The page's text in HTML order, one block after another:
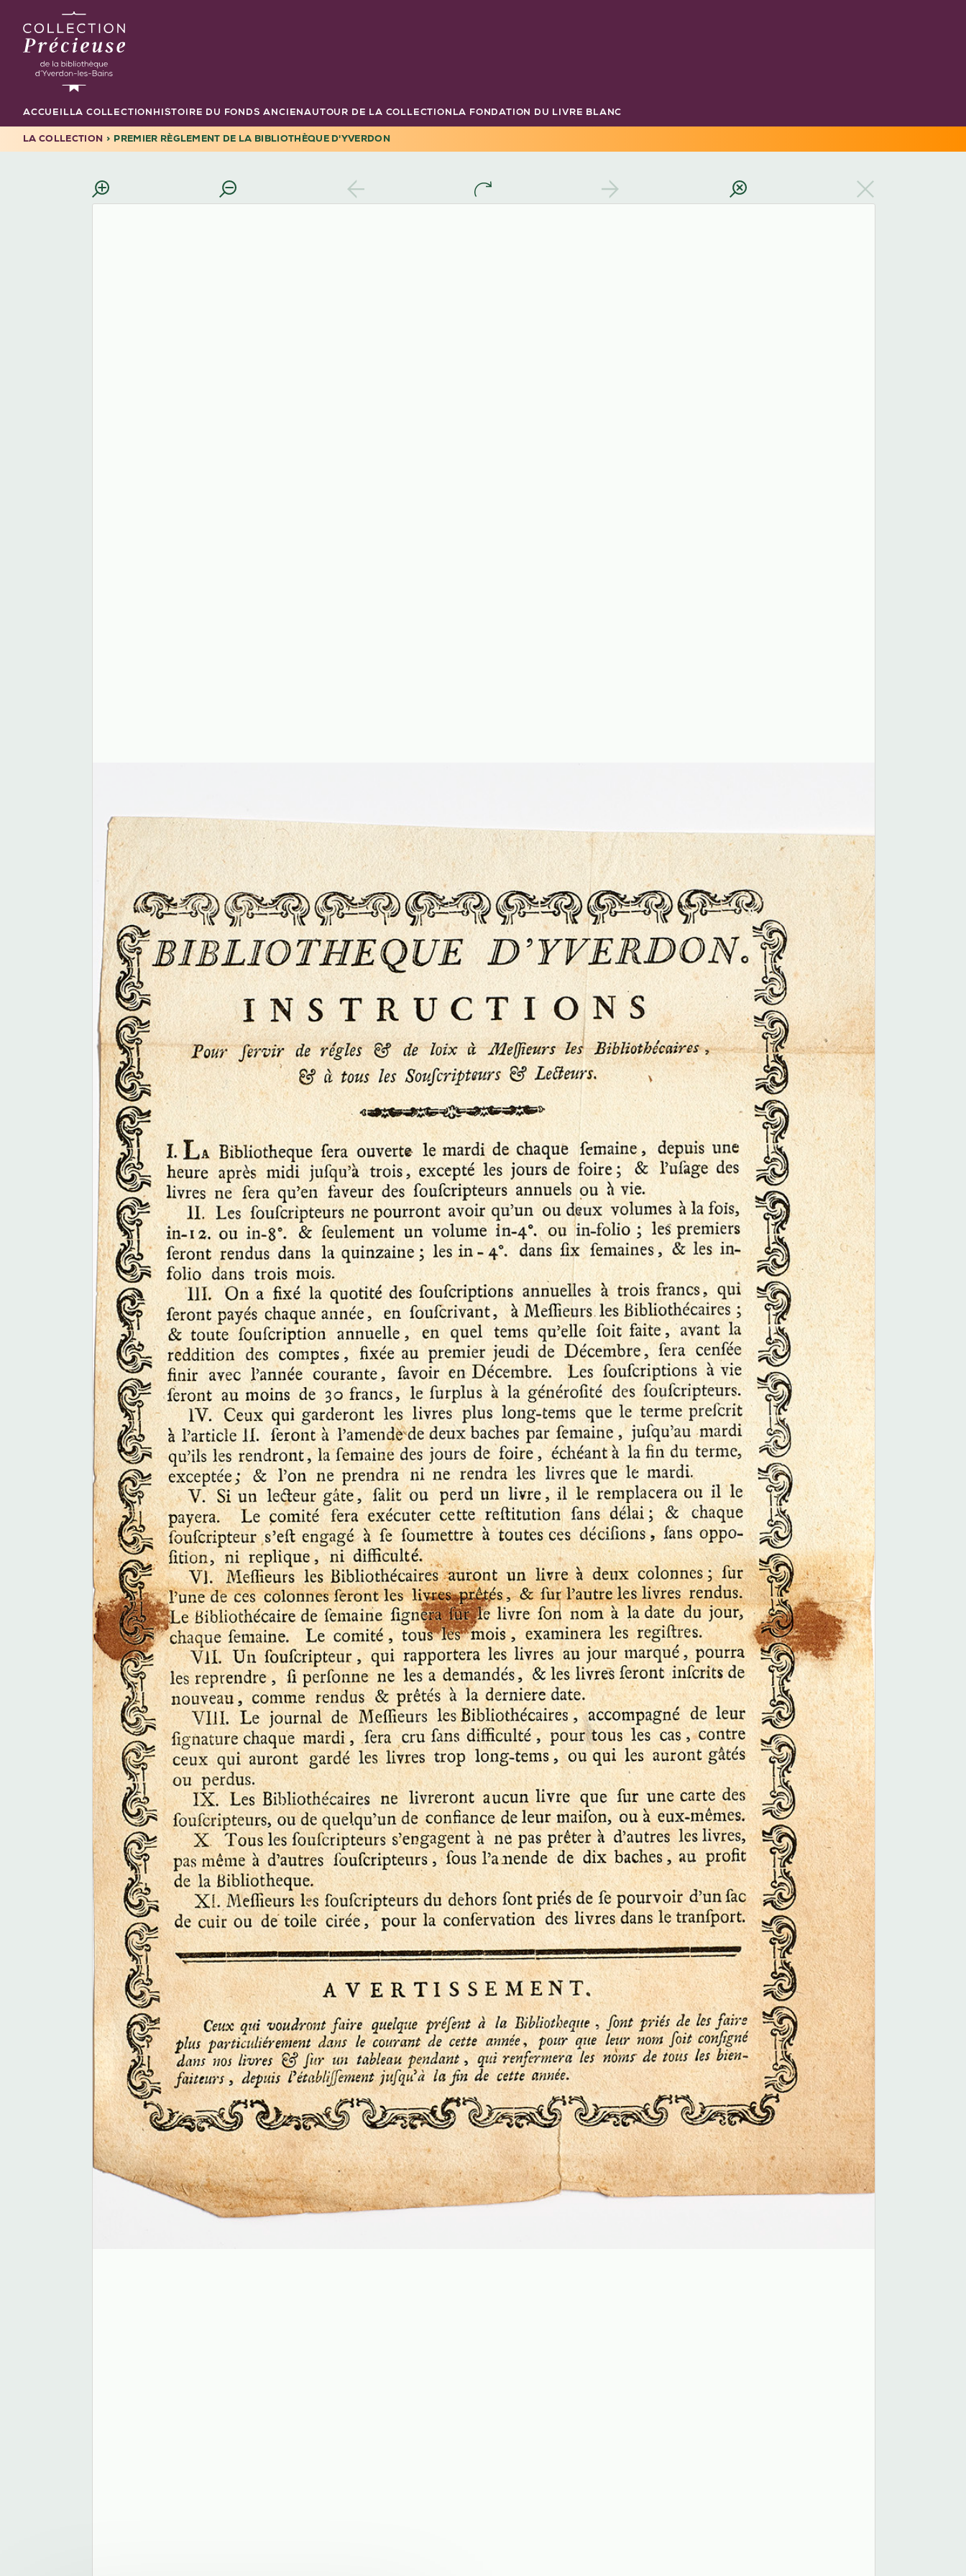
contenu
principal
principale
ACCUEIL LA COLLECTION HISTOIRE DU FONDS ANCIENAUTOUR DE LA COLLECTION LA FONDATION DU LIVRE BLANC
FIL
D'ARIANE
LA COLLECTION PREMIER RÈGLEMENT DE LA BIBLIOTHÈQUE D'YVERDON